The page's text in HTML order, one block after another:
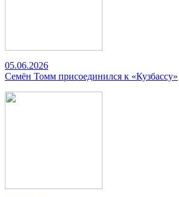
05.06.2026
Семён Томм присоединился к «Кузбассу»